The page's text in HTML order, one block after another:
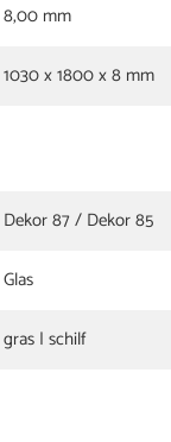
8,00 mm
1030 x 1800 x 8 mm
Dekor 87 / Dekor 85
Glas
gras | schilf